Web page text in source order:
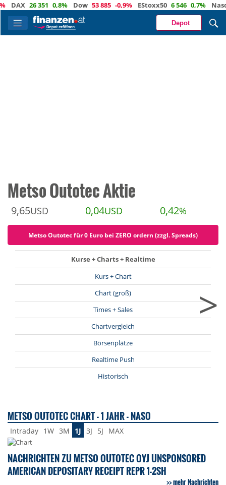
26 351 0,8% Dow 53 885 -0,9% EStoxx50 6 546 0,7% Nasdaq
Depot
Metso Outotec Aktie
9,65USD 0,04USD 0,42%
Metso Outotec für 0 Euro bei ZERO ordern (zzgl. Spreads)
Kurse + Charts + Realtime
Kurs + Chart
Chart (groß)
Times + Sales
Chartvergleich
Börsenplätze
Realtime Push
Historisch
>
METSO OUTOTEC CHART - 1 JAHR - NASO
Intraday 1W 3M 1J 3J 5J MAX
NACHRICHTEN ZU METSO OUTOTEC OYJ UNSPONSORED
AMERICAN DEPOSITARY RECEIPT REPR 1-2SH
mehr Nachrichten